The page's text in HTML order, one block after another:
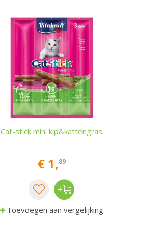
Cat-stick mini kip&kattengras
€ 1,89
Toevoegen aan vergelijking